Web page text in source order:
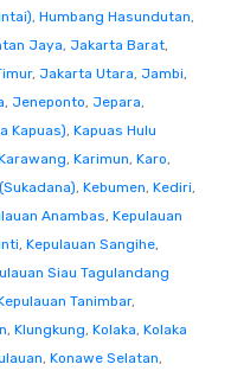
, Humbang Hasundutan,
Jaya, Jakarta Barat,
, Jakarta Utara, Jambi,
, Jeneponto, Jepara,
Kapuas), Kapuas Hulu
, Karimun, Karo,
, Kebumen, Kediri,
Anambas, Kepulauan
, Kepulauan Sangihe,
Siau Tagulandang
Tanimbar,
, Klungkung, Kolaka, Kolaka
, Konawe Selatan,